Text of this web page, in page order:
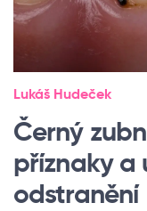
Lukáš Hudeček
Černý
příznaky a
odstranění